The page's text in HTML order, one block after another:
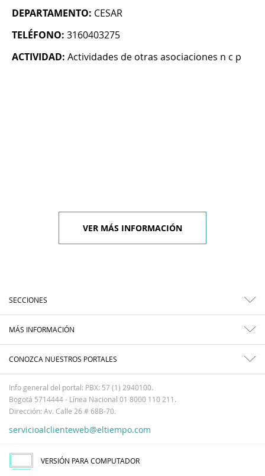
DEPARTAMENTO: CESAR
TELÉFONO: 3160403275
ACTIVIDAD: Actividades de otras asociaciones n c p
VER MÁS INFORMACIÓN
SECCIONES
MÁS INFORMACIÓN
CONOZCA NUESTROS PORTALES
Info general del portal: PBX: 57 (1) 2940100.
Bogotá 5714444 - Línea Nacional 01 8000 110 211.
Dirección: Av. Calle 26 # 68B-70.
servicioalclienteweb@eltiempo.com
VERSIÓN PARA COMPUTADOR